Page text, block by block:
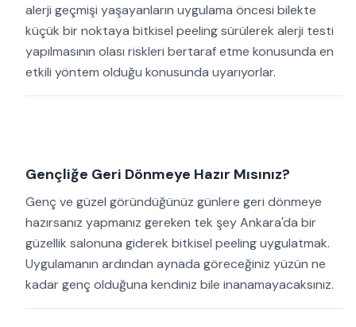
alerji geçmişi yaşayanların uygulama öncesi bilekte
küçük bir noktaya bitkisel peeling sürülerek alerji testi
yapılmasının olası riskleri bertaraf etme konusunda en
etkili yöntem olduğu konusunda uyarıyorlar.
Gençliğe Geri Dönmeye Hazır Mısınız?
Genç ve güzel göründüğünüz günlere geri dönmeye
hazırsanız yapmanız gereken tek şey Ankara'da bir
güzellik salonuna giderek bitkisel peeling uygulatmak.
Uygulamanın ardından aynada göreceğiniz yüzün ne
kadar genç olduğuna kendiniz bile inanamayacaksınız.